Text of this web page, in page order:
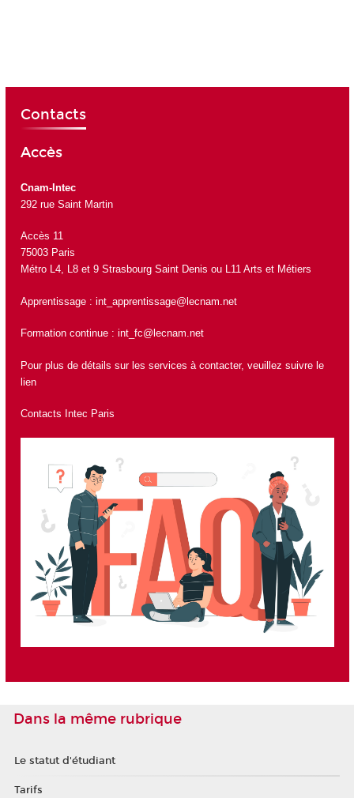
Contacts
Accès
Cnam-Intec
292 rue Saint Martin
Accès 11
75003 Paris
Métro L4, L8 et 9 Strasbourg Saint Denis ou L11 Arts et Métiers
Apprentissage : int_apprentissage@lecnam.net
Formation continue : int_fc@lecnam.net
Pour plus de détails sur les services à contacter, veuillez suivre le
lien
Contacts Intec Paris
Dans la même rubrique
Le statut d'étudiant
Tarifs